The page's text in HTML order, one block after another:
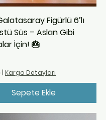
Figürlü 6’lı
Süs – Aslan Gibi
İçin! 🎂
| Kargo Detayları
Sepete Ekle